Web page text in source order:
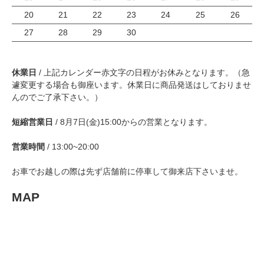
20
21 22 23 24 25
26
27
28 29 30
休業日 / 上記カレンダー赤文字の日程がお休みとなります。（急
遽変更する場合も御座います。休業日に商品発送はしておりませ
んのでご了承下さい。）
短縮営業日 / 8月7日(金)15:00からの営業となります。
営業時間 / 13:00~20:00
お車でお越しの際は先ず店舗前に停車して御来店下さいませ。
MAP